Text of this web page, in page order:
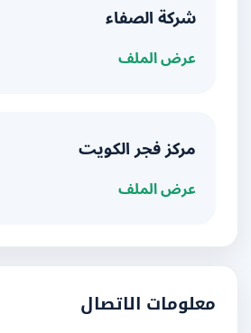
شركة الصفاء
عرض الملف
مركز فجر الكويت
عرض الملف
معلومات الاتصال